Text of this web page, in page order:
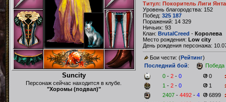
Suncity
Персонаж сейчас находится в клубе.
"Хоромы (подвал)"
Титул: Покоритель Лиги
Уровень благородства: 152
Побед: 325 187
Поражений: 14 329
Ничьих: 93
Клан: BrutalCreed - Королева
Место рождения: Low city
День рождения персонажа:
Бои чести: (Рейтинг)
Последний бой:
Победа
0 - 2 - 0
0
1 - 2 - 0
1
2407 - 4492 - 4
6899